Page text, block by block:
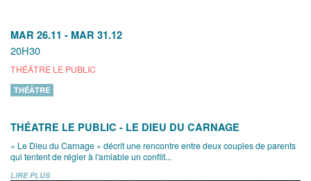
MAR 26.11 - MAR 31.12
20H30
THÉÂTRE LE PUBLIC
THÉÂTRE
THÉATRE LE PUBLIC - LE DIEU DU CARNAGE
« Le Dieu du Carnage » décrit une rencontre entre deux couples de parents
qui tentent de régler à l'amiable un conflit...
LIRE PLUS